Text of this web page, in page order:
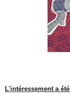
L'intéressement a